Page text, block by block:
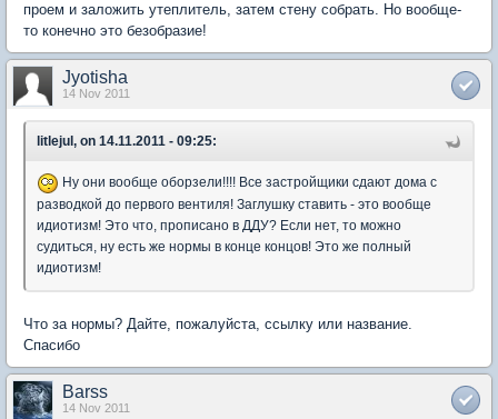
проем и заложить утеплитель, затем стену собрать. Но вообще-
то конечно это безобразие!
Jyotisha
14 Nov 2011
litlejul, on 14.11.2011 - 09:25:
Ну они вообще оборзели!!!! Все застройщики сдают дома с
разводкой до первого вентиля! Заглушку ставить - это вообще
идиотизм! Это что, прописано в ДДУ? Если нет, то можно
судиться, ну есть же нормы в конце концов! Это же полный
идиотизм!
Что за нормы? Дайте, пожалуйста, ссылку или название.
Спасибо
Barss
14 Nov 2011